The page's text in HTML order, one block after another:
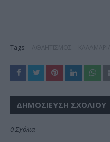
Tags:
ΔΗΜΟΣΊΕΥΣΗ ΣΧΟΛΊΟΥ
0 Σχόλια